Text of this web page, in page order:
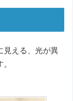
見える、光が異